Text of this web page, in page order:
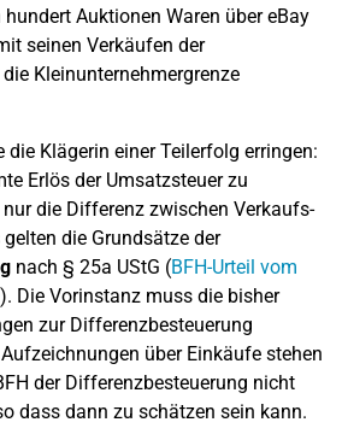
Auktionen Waren über eBay
seinen Verkäufen der
Kleinunternehmergrenze
die Klägerin einer Teilerfolg erringen:
Erlös der Umsatzsteuer zu
die Differenz zwischen Verkaufs-
die Grundsätze der
nach § 25a UStG (BFH-Urteil vom
). Die Vorinstanz muss die bisher
zur Differenzbesteuerung
über Einkäufe stehen
der Differenzbesteuerung nicht
dass dann zu schätzen sein kann.